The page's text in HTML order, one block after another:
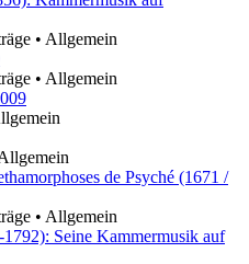
• Allgemein
• Allgemein
de Psyché (1671 /
• Allgemein
Seine Kammermusik auf